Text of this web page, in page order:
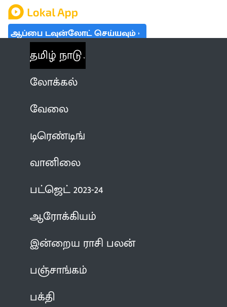
ஆப்பை டவுன்லோட் செய்யவும்
தமிழ் நாடு
லோக்கல்
வேலை
டிரெண்டிங்
வானிலை
பட்ஜெட் 2023-24
ஆரோக்கியம்
இன்றைய ராசி பலன்
பஞ்சாங்கம்
பக்தி